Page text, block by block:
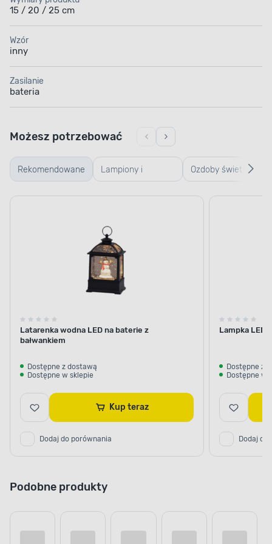
15 / 20 / 25 cm
Wzór
inny
Zasilanie
bateria
Rekomendowane Lampiony i
latarenki
Ozdoby świetlne
bożonarodzeniowe
Możesz potrzebować
Latarenka wodna LED na baterie z
bałwankiem
Dostępne z dostawą
Dostępne w sklepie
Kup teraz
Dodaj do porównania
Lampka LED
Dostępne z
Dostępne w
Dodaj do
Podobne produkty